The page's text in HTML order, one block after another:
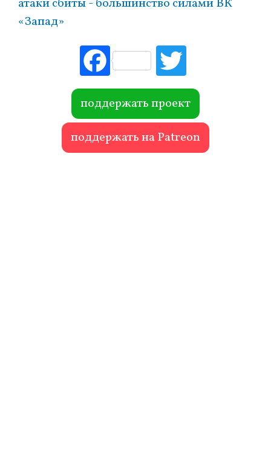
атаки сбиты - большинство силами ВК
«Запад»
Fac
ebo
ok r
поддержать проект
поддержать на Patreon